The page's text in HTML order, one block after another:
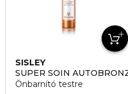
SISLEY
SUPER SOIN
Önbarnító testre